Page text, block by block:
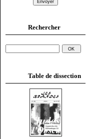
Rechercher
Table de dissection